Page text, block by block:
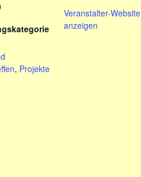
, Projekte
Veranstalter-Website
anzeigen